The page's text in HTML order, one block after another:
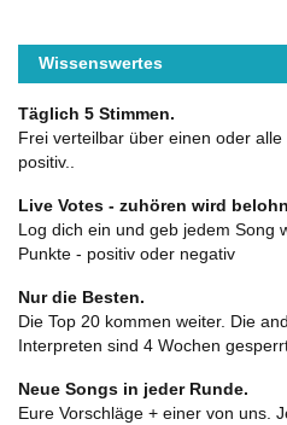
Wissenswertes
Täglich 5 Stimmen.
Frei verteilbar über einen oder
positiv..
Live Votes - zuhören wird
Log dich ein und geb jedem Song
Punkte - positiv oder negativ
Nur die Besten.
Die Top 20 kommen weiter. Die
Interpreten sind 4 Wochen
Neue Songs in jeder Runde.
Eure Vorschläge + einer von uns.